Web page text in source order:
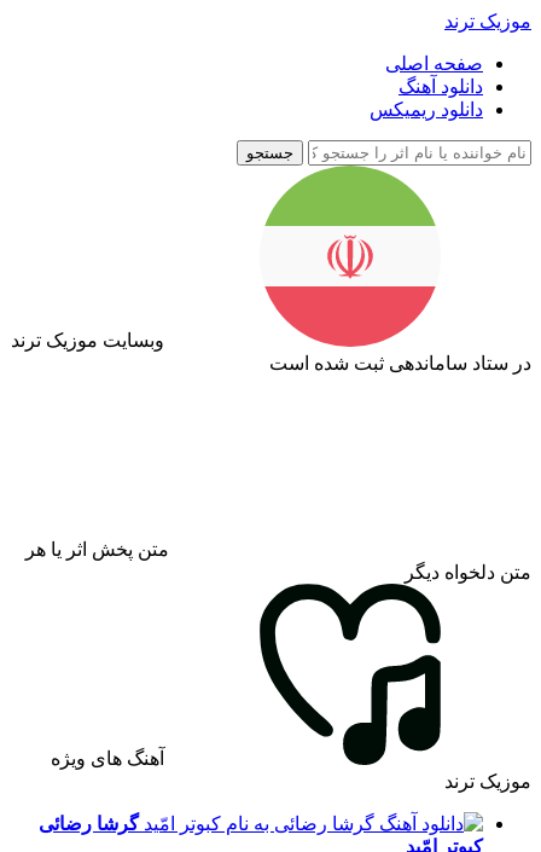
موزیک ترند
صفحه اصلی
دانلود آهنگ
دانلود ریمیکس
جستجو
وبسایت موزیک ترند
در ستاد ساماندهی ثبت شده است
متن پخش اثر یا هر
متن دلخواه دیگر
آهنگ های ویژه
موزیک ترند
گرشا رضائی
کبوتر امّید